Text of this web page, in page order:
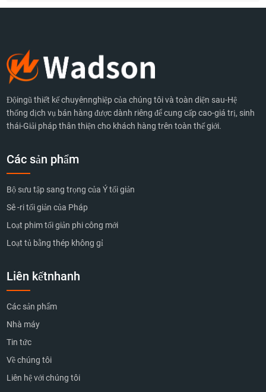
Độingũ thiết kế chuyênnghiệp của chúng tôi và toàn diện sau-Hệ
thống dịch vụ bán hàng được dành riêng để cung cấp cao-giá trị, sinh
thái-Giải pháp thân thiện cho khách hàng trên toàn thế giới.
Các sản phẩm
Bộ sưu tập sang trọng của Ý tối giản
Sê -ri tối giản của Pháp
Loạt phim tối giản phi công mới
Loạt tủ bằng thép không gỉ
Liên kếtnhanh
Các sản phẩm
Nhà máy
Tin tức
Về chúng tôi
Liên hệ với chúng tôi